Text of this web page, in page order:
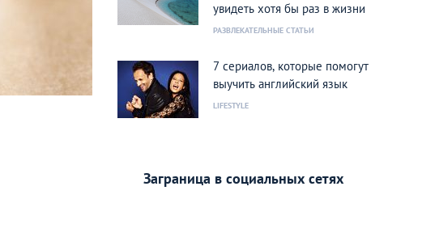
увидеть хотя бы раз в жизни
РАЗВЛЕКАТЕЛЬНЫЕ СТАТЬИ
7 сериалов, которые помогут
выучить английский язык
LIFESTYLE
Заграница в социальных сетях